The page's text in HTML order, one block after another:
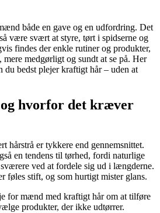
både en gave og en udfordring. Det
være svært at styre, tørt i spidserne og
findes der enkle rutiner og produkter,
mere medgørligt og sundt at se på. Her
du bedst plejer kraftigt hår – uden at
hvorfor det kræver
hårstrå er tykkere end gennemsnittet.
en tendens til tørhed, fordi naturlige
ved at fordele sig ud i længderne.
føles stift, og som hurtigt mister glans.
for mænd med kraftigt hår om at tilføre
produkter, der ikke udtørrer.